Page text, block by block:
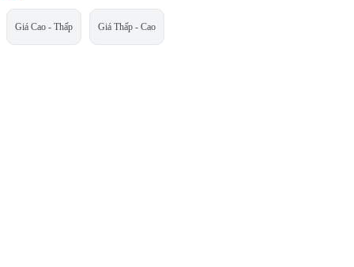
Giá Cao - Thấp Giá Thấp - Cao